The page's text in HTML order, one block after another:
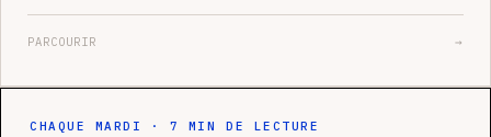
PARCOURIR →
CHAQUE MARDI · 7 MIN DE LECTURE